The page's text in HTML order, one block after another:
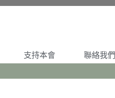
支持本會 聯絡我們